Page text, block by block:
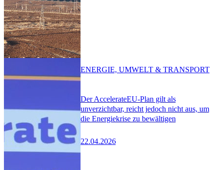
Der AccelerateEU-Plan gilt als
unverzichtbar, reicht jedoch nicht aus, um
die Energiekrise zu bewältigen
22.04.2026
ENERGIE, UMWELT & TRANSPORT